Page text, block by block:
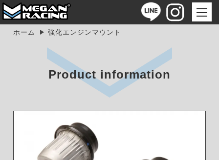
ホーム 強化エンジンマウント
Product information